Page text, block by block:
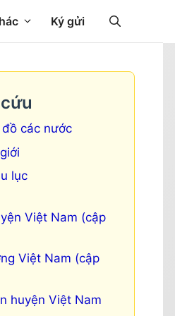
Ký gửi
các nước
lục
Việt Nam (cập
Việt Nam (cập
huyện Việt Nam